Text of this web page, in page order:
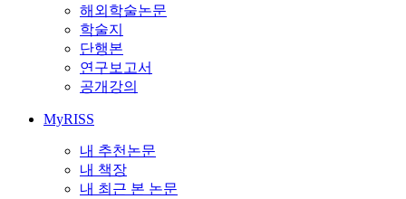
해외학술논문
학술지
단행본
연구보고서
공개강의
MyRISS
내 추천논문
내 책장
내 최근 본 논문